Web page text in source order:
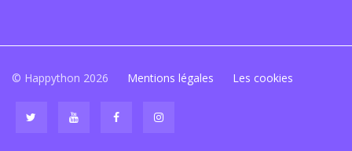
© Happython 2026 Mentions légales Les cookies